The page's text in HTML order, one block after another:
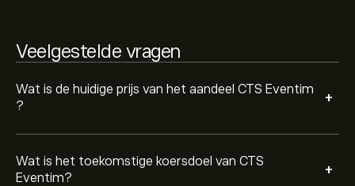
Veelgestelde vragen
Wat is de huidige prijs van het aandeel CTS Eventim
?
+
Wat is het toekomstige koersdoel van CTS
Eventim?
+
EVD.DE in de afgelopen 3 maanden, is de algemene